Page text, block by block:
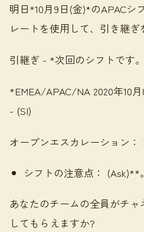
明日*10月9日(金)*のAPACシ
レートを使用して、引き継ぎ
引継ぎ - *次回のシフトです
*EMEA/APAC/NA 2020年10
- (SI)
オープンエスカレーション：
シフトの注意点： (Ask)**。
あなたのチームの全員がチ
してもらえますか?